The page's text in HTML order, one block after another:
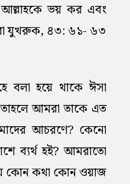
ভয় কর এবং
যুখরুক, ৪৩: ৬১- ৬৩
বলা হয়ে থাকে ঈসা
তাহলে আমরা তাকে এত
আচরণে? কেনো
ব্যর্থ হই? আমরাতো
কোন কথা কোন ওয়াজ